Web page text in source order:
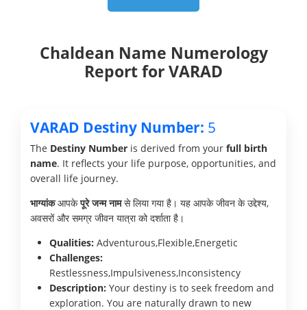
Chaldean Name Numerology
Report for VARAD
VARAD Destiny Number: 5
The Destiny Number is derived from your full birth
name. It reflects your life purpose, opportunities, and
overall life journey.
भाग्यांकआपकेपूरे जन्म नामसे लिया गया है। यह आपके जीवन के उद्देश्य,
अवसरों और समग्र जीवन यात्रा को दर्शाता है।
Qualities: Adventurous,Flexible,Energetic
Challenges:
Restlessness,Impulsiveness,Inconsistency
Description: Your destiny is to seek freedom and
exploration. You are naturally drawn to new